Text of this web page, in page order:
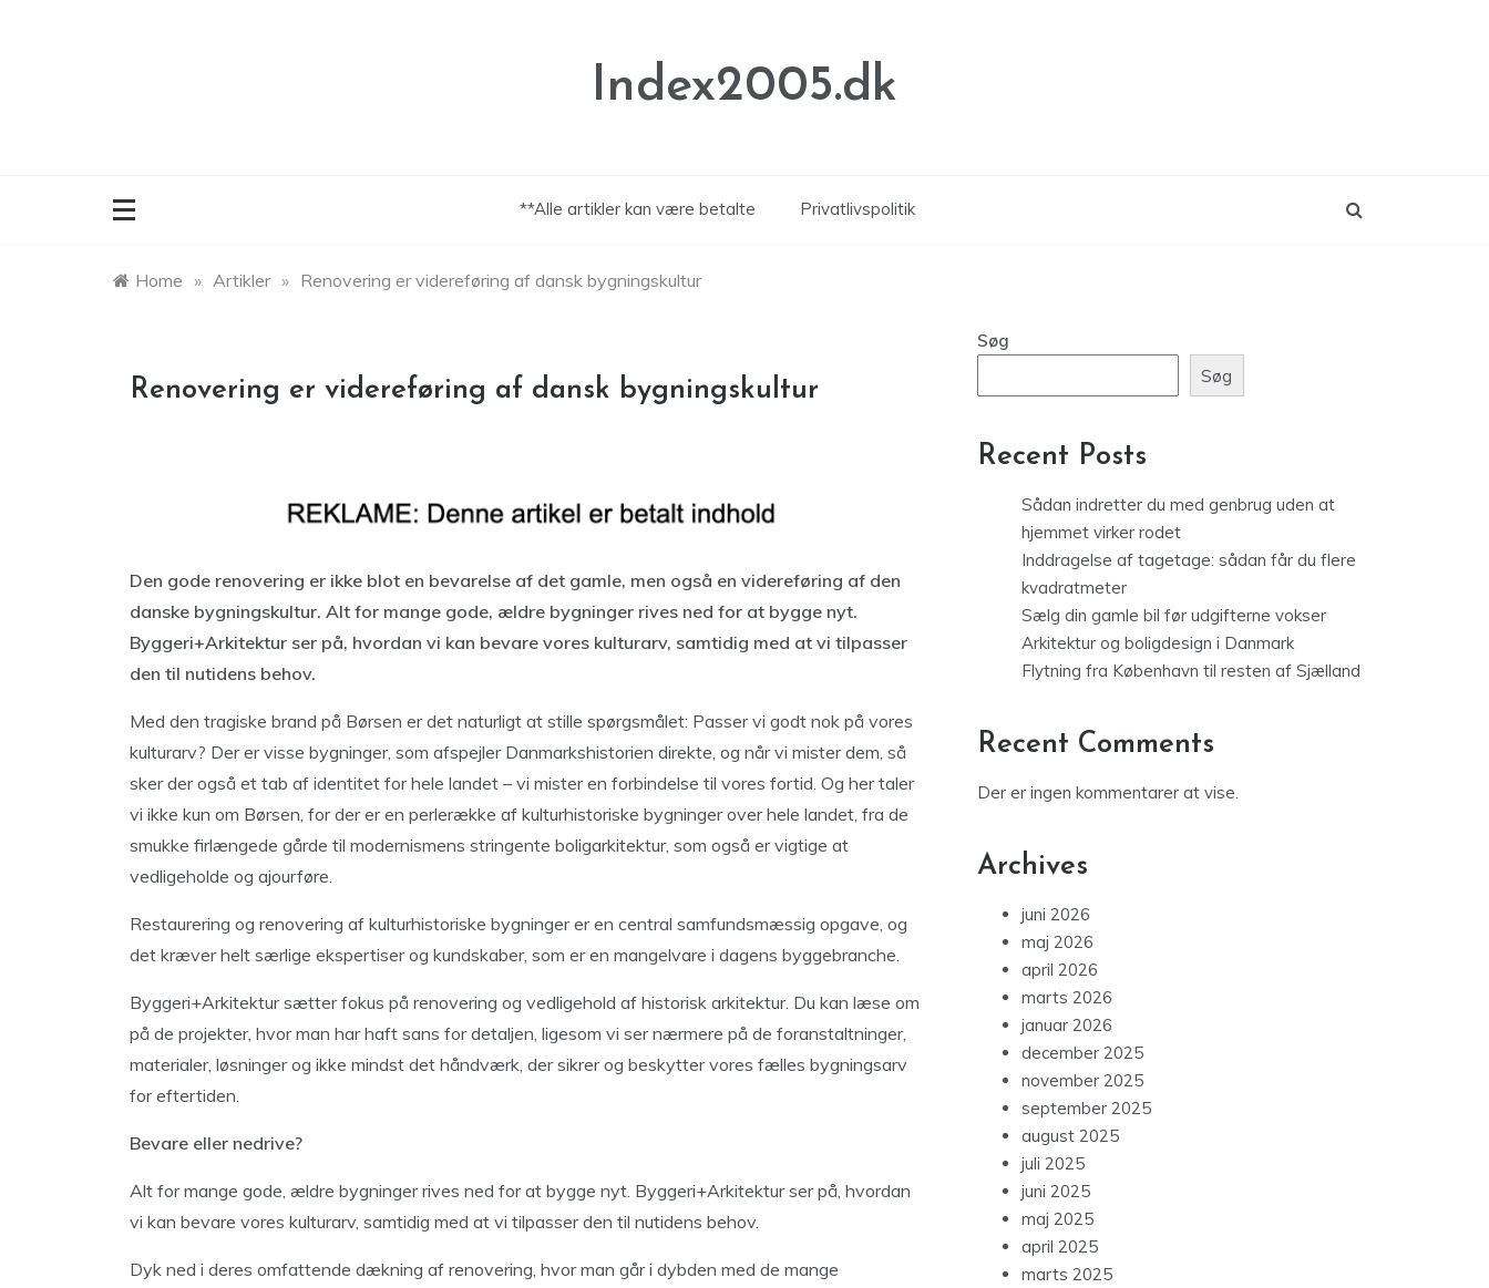
Index2005.dk
**Alle artikler kan være betalte Privatlivspolitik
Home » Artikler » Renovering er videreføring af dansk bygningskultur
Renovering er videreføring af dansk bygningskultur
Den gode renovering er ikke blot en bevarelse af det gamle, men også en videreføring af den
danske bygningskultur. Alt for mange gode, ældre bygninger rives ned for at bygge nyt.
Byggeri+Arkitektur ser på, hvordan vi kan bevare vores kulturarv, samtidig med at vi tilpasser
den til nutidens behov.
Med den tragiske brand på Børsen er det naturligt at stille spørgsmålet: Passer vi godt nok på vores
kulturarv? Der er visse bygninger, som afspejler Danmarkshistorien direkte, og når vi mister dem, så
sker der også et tab af identitet for hele landet – vi mister en forbindelse til vores fortid. Og her taler
vi ikke kun om Børsen, for der er en perlerække af kulturhistoriske bygninger over hele landet, fra de
smukke firlængede gårde til modernismens stringente boligarkitektur, som også er vigtige at
vedligeholde og ajourføre.
Restaurering og renovering af kulturhistoriske bygninger er en central samfundsmæssig opgave, og
det kræver helt særlige ekspertiser og kundskaber, som er en mangelvare i dagens byggebranche.
Byggeri+Arkitektursætter fokus på renovering og vedligehold af historisk arkitektur. Du kan læse om
på de projekter, hvor man har haft sans for detaljen, ligesom vi ser nærmere på de foranstaltninger,
materialer, løsninger og ikke mindst det håndværk, der sikrer og beskytter vores fælles bygningsarv
for eftertiden.
Bevare eller nedrive?
Alt for mange gode, ældre bygninger rives ned for at bygge nyt. Byggeri+Arkitektur ser på, hvordan
vi kan bevare vores kulturarv, samtidig med at vi tilpasser den til nutidens behov.
Dyk ned i deres omfattende dækning af renovering, hvor man går i dybden med de mange
Søg
Søg
Recent Posts
Sådan indretter du med genbrug uden at
hjemmet virker rodet
Inddragelse af tagetage: sådan får du flere
kvadratmeter
Sælg din gamle bil før udgifterne vokser
Arkitektur og boligdesign i Danmark
Flytning fra København til resten af Sjælland
Recent Comments
Der er ingen kommentarer at vise.
Archives
juni 2026
maj 2026
april 2026
marts 2026
januar 2026
december 2025
november 2025
september 2025
august 2025
juli 2025
juni 2025
maj 2025
april 2025
marts 2025